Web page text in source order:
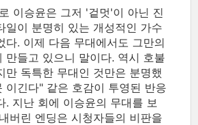
이승윤은 그저 '겉멋'이 아닌 진
일이 분명히 있는 개성적인 가수
다. 이제 다음 무대에서도 그만의
만들고 있으니 말이다. 역시 호불
만 독특한 무대인 것만은 분명했
이긴다" 같은 호감이 투영된 반응
. 지난 회에 이승윤의 무대를 보
버린 엔딩은 시청자들의 비판을